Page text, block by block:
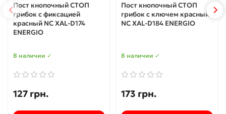
Пост кнопочный СТОП
грибок с фиксацией
красный NC XAL-D174
ENERGIO
В наличии ✓
127 грн.
Пост кнопочный СТОП
грибок с ключем красный
NC XAL-D184 ENERGIO
В наличии ✓
173 грн.